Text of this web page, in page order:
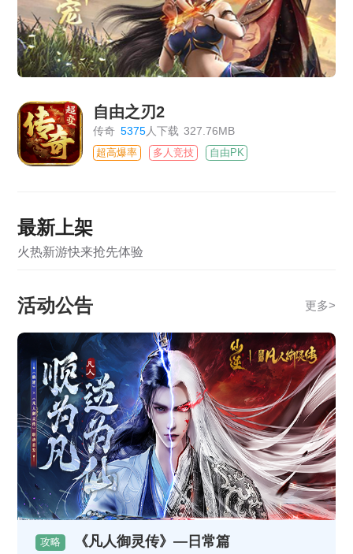
自由之刃2
传奇 5375人下载 327.76MB
超高爆率 多人竞技 自由PK
最新上架
火热新游快来抢先体验
活动公告 更多>
攻略 《凡人御灵传》—日常篇